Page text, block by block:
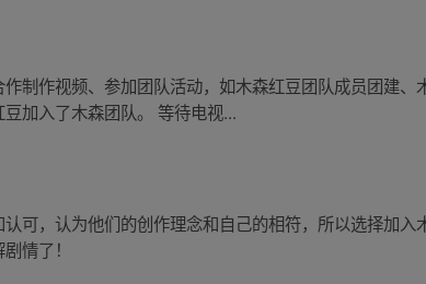
制作视频、参加团队活动，如木森红豆团队成员团建
加入了木森团队。 等待电视...
可，认为他们的创作理念和自己的相符，所以选择加
情了！